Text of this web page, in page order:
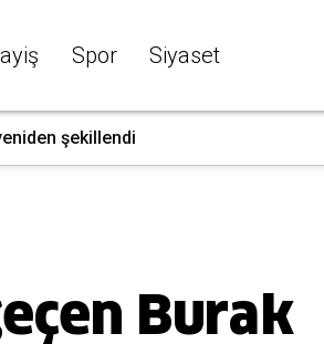
Spor Siyaset
şekillendi
Burak